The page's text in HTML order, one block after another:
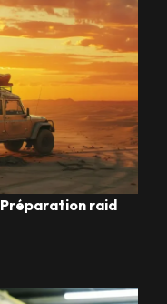
Préparation raid